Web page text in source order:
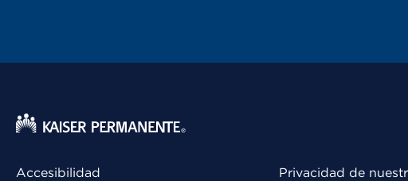
Accesibilidad Privacidad de